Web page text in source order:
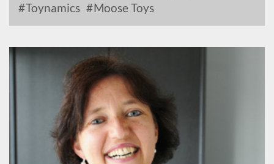
Toynamics
Moose Toys